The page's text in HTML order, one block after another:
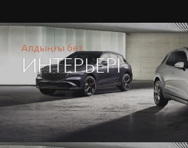
Алдыңғы бет
ИНТЕРЬЕРІ